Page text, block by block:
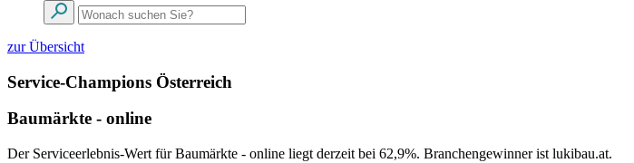
zur Übersicht
Service-Champions Österreich
Baumärkte - online
Der Serviceerlebnis-Wert für Baumärkte - online liegt derzeit bei 62,9%. Branchengewinner ist lukibau.at.